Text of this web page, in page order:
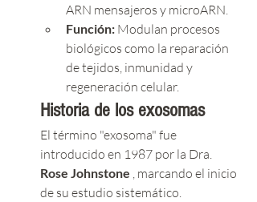
ARN mensajeros y microARN.
Función: Modulan procesos
biológicos como la reparación
de tejidos, inmunidad y
regeneración celular.
Historia de los exosomas
El término "exosoma" fue
introducido en 1987 por la Dra.
Rose Johnstone , marcando el inicio
de su estudio sistemático.